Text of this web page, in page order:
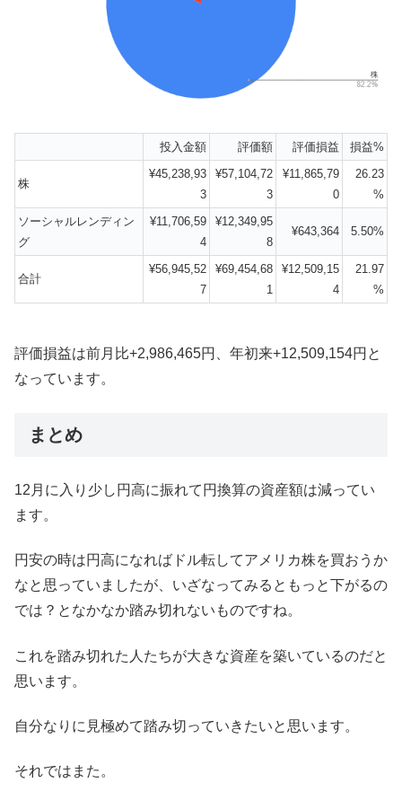
投入金額 評価額 評価損益 損益%
株
¥45,238,93
3
¥57,104,72
3
¥11,865,79
0
26.23
%
ソーシャルレンディン
グ
¥11,706,59
4
¥12,349,95
8
¥643,364 5.50%
合計
¥56,945,52
7
¥69,454,68
1
¥12,509,15
4
21.97
%
評価損益は前月比+2,986,465円、年初来+12,509,154円と
なっています。
まとめ
12月に入り少し円高に振れて円換算の資産額は減ってい
ます。
円安の時は円高になればドル転してアメリカ株を買おうか
なと思っていましたが、いざなってみるともっと下がるの
では？となかなか踏み切れないものですね。
これを踏み切れた人たちが大きな資産を築いているのだと
思います。
自分なりに見極めて踏み切っていきたいと思います。
それではまた。